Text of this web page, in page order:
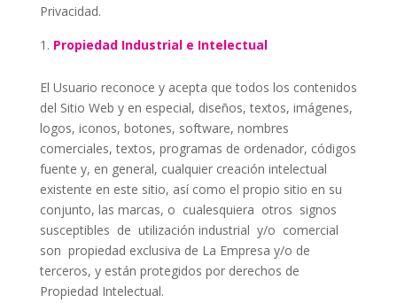
Privacidad.
Propiedad Industrial e Intelectual
El Usuario reconoce y acepta que todos los contenidos
del Sitio Web y en especial, diseños, textos, imágenes,
logos, iconos, botones, software, nombres
comerciales, textos, programas de ordenador, códigos
fuente y, en general, cualquier creación intelectual
existente en este sitio, así como el propio sitio en su
conjunto, las marcas, o cualesquiera otros signos
susceptibles de utilización industrial y/o comercial
son propiedad exclusiva de La Empresa y/o de
terceros, y están protegidos por derechos de
Propiedad Intelectual.